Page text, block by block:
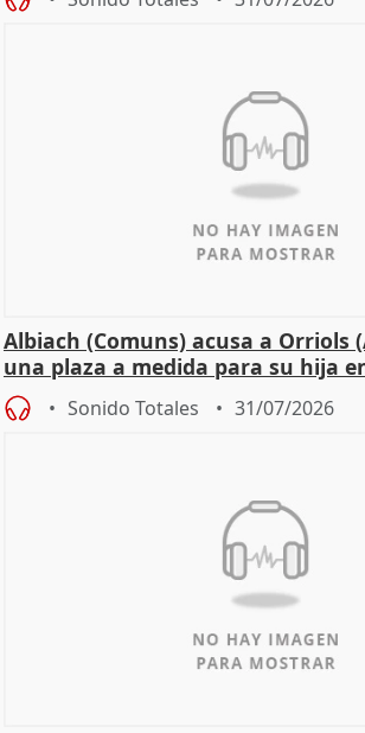
Albiach (Comuns) acusa a Orriols
una plaza a medida para su hija
Sonido Totales 31/07/2026